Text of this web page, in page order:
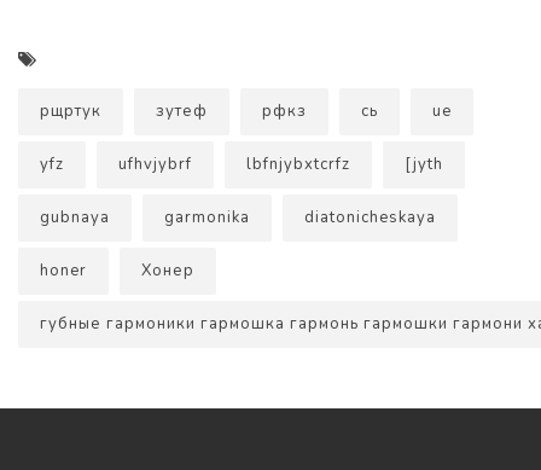
рщртук зутеф рфкз сь ue
yfz ufhvjybrf lbfnjybxtcrfz [jyth
gubnaya garmonika diatonicheskaya
honer Хонер
губные гармоники гармошка гармонь гармошки гармони